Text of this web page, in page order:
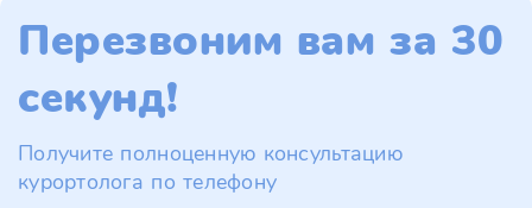
Перезвоним вам за 30
секунд!
Получите полноценную консультацию
курортолога по телефону